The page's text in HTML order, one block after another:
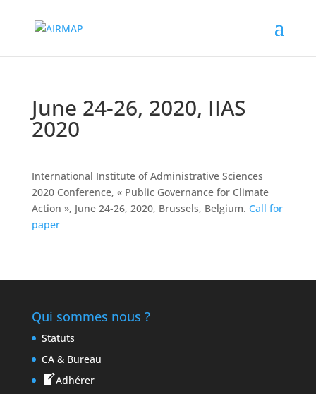
June 24-26, 2020, IIAS
2020
International Institute of Administrative Sciences
2020 Conference, « Public Governance for Climate
Action », June 24-26, 2020, Brussels, Belgium. Call for
paper
Qui sommes nous ?
Statuts
CA & Bureau
Adhérer